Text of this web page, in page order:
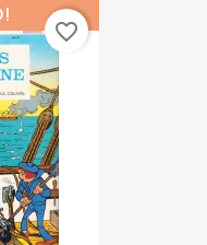
favorite_border